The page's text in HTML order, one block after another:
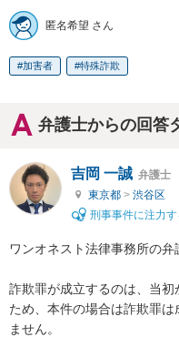
匿名希望 さん
加害者 特殊詐欺
弁護士からの回答
吉岡 一誠 弁護士
東京都 > 渋谷区
刑事事件に注力
ワンオネスト法律事務所の弁
詐欺罪が成立するのは、当
ため、本件の場合は詐欺罪
ません。